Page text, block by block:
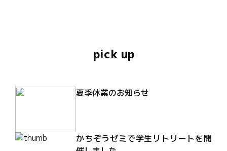
pick up
夏季休業のお知らせ
かちぞうゼミで学生リトリートを開